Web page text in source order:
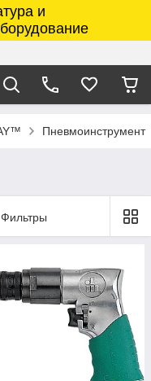
и
Пневмоинструмент
Фильтры